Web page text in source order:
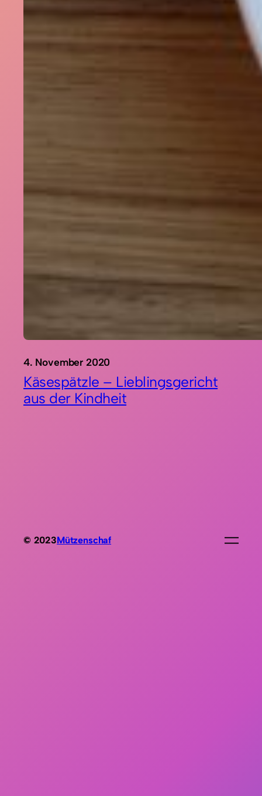
4. November 2020
Käsespätzle – Lieblingsgericht
aus der Kindheit
© 2023Mützenschaf